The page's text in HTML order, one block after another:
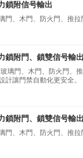
鎖附信号輸出
門、木門、防火門、推
鎖附門、鎖雙信号輸
璃門、木門、防火門、
計讓門禁自動化更安全。
鎖附門、鎖雙信号輸
門、木門、防火門、推